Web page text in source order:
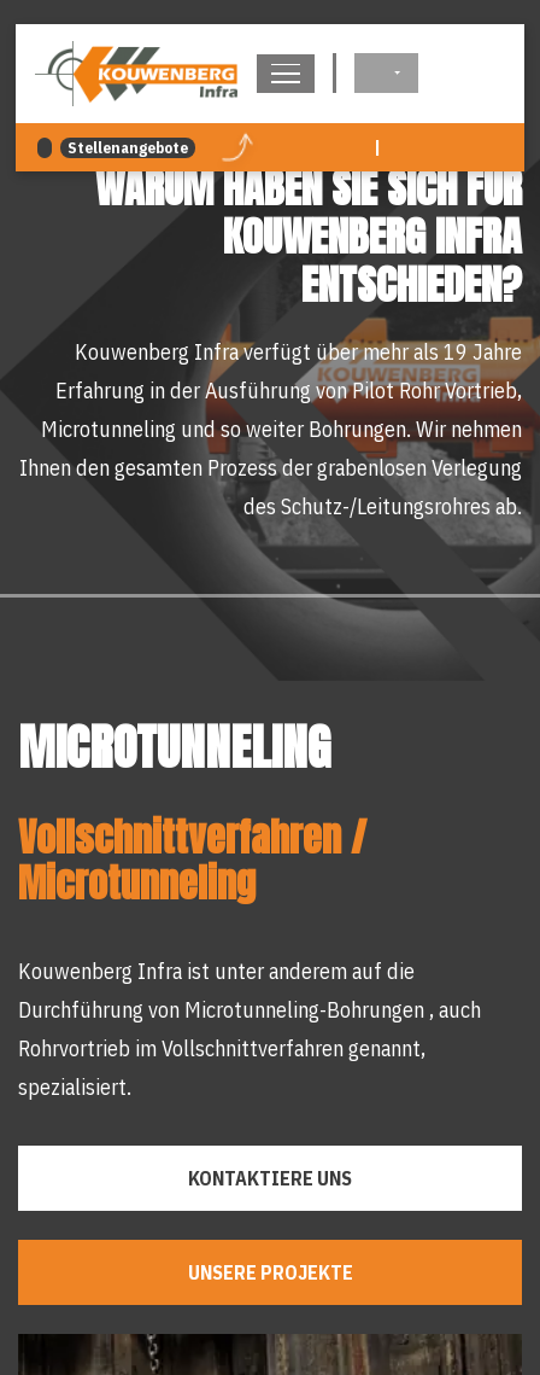
Stellenangebote |
WARUM HABEN SIE SICH FÜR
KOUWENBERG INFRA
ENTSCHIEDEN?
Kouwenberg Infra verfügt über mehr als 19 Jahre
Erfahrung in der Ausführung von Pilot Rohr Vortrieb,
Microtunneling und so weiter Bohrungen. Wir nehmen
Ihnen den gesamten Prozess der grabenlosen Verlegung
des Schutz-/Leitungsrohres ab.
MICROTUNNELING
Vollschnittverfahren /
Microtunneling
Kouwenberg Infra ist unter anderem auf die
Durchführung von Microtunneling-Bohrungen , auch
Rohrvortrieb im Vollschnittverfahren genannt,
spezialisiert.
KONTAKTIERE UNS
UNSERE PROJEKTE